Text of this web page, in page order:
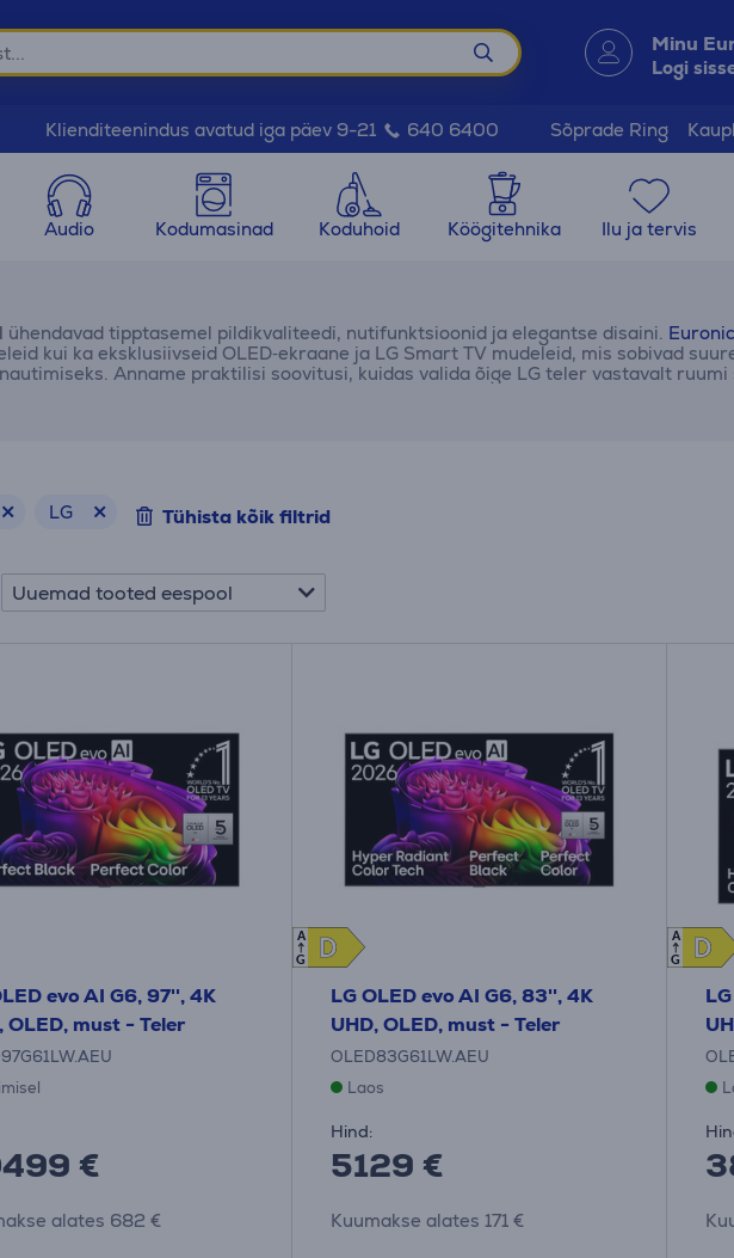
Minu
Logi
Klienditeenindus avatud iga päev 9-21 640 6400 Sõprade Ring
Audio Kodumasinad Koduhoid Köögitehnika Ilu ja tervis
ühendavad tipptasemel pildikvaliteedi, nutifunktsioonid ja elegantse disaini.
kui ka eksklusiivseid OLED‑ekraane ja LG Smart TV mudeleid, mis sobivad
Anname praktilisi soovitusi, kuidas valida õige LG teler vastavalt
ning kuidas leida endale sobiv mudel.
LG Tühista kõik filtrid
Uuemad tooted eespool
evo AI G6, 97'', 4K
OLED, must - Teler
€
alates 682 €
D
D
A
G
LG OLED evo AI G6, 83'', 4K
UHD, OLED, must - Teler
OLED83G61LW.AEU
Laos
Hind:
5129 €
Kuumakse alates 171 €
D
D
A
G